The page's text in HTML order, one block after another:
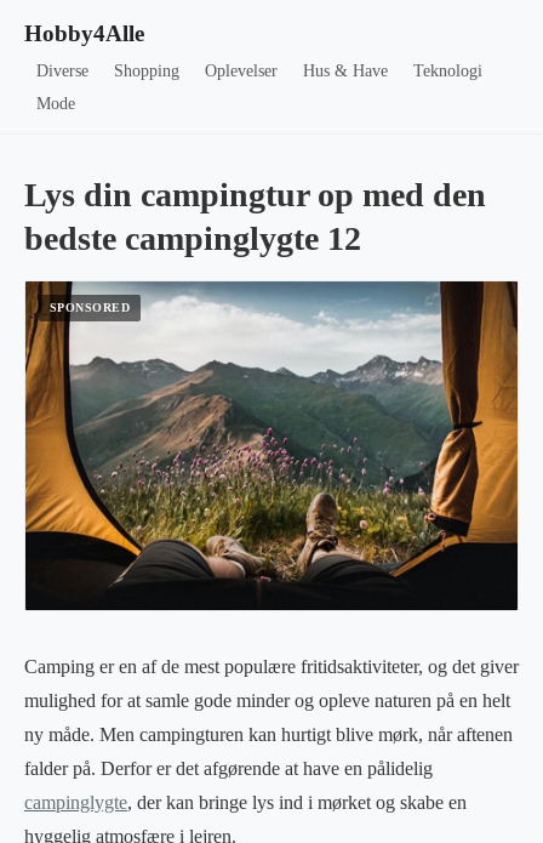
Hobby4Alle
Diverse Shopping Oplevelser Hus & Have
Teknologi
Mode
Lys din campingtur op med den
bedste campinglygte 12
Camping er en af de mest populære fritidsaktiviteter, og det giver
mulighed for at samle gode minder og opleve naturen på en helt
ny måde. Men campingturen kan hurtigt blive mørk, når aftenen
falder på. Derfor er det afgørende at have en pålidelig
campinglygte, der kan bringe lys ind i mørket og skabe en
hyggelig atmosfære i lejren.